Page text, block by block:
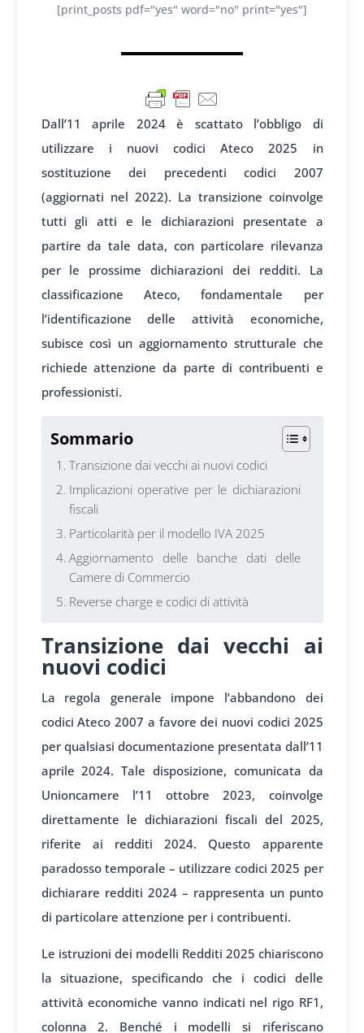
[print_posts pdf="yes" word="no" print="yes"]
Dall’11 aprile 2024 è scattato l’obbligo di
utilizzare i nuovi codici Ateco 2025 in
sostituzione dei precedenti codici 2007
(aggiornati nel 2022). La transizione coinvolge
tutti gli atti e le dichiarazioni presentate a
partire da tale data, con particolare rilevanza
per le prossime dichiarazioni dei redditi. La
classificazione Ateco, fondamentale per
l’identificazione delle attività economiche,
subisce così un aggiornamento strutturale che
richiede attenzione da parte di contribuenti e
professionisti.
Sommario
Transizione dai vecchi ai nuovi codici
Implicazioni operative per le dichiarazioni
fiscali
Particolarità per il modello IVA 2025
Aggiornamento delle banche dati delle
Camere di Commercio
Reverse charge e codici di attività
Transizione dai vecchi ai
nuovi codici
La regola generale impone l’abbandono dei
codici Ateco 2007 a favore dei nuovi codici 2025
per qualsiasi documentazione presentata dall’11
aprile 2024. Tale disposizione, comunicata da
Unioncamere l’11 ottobre 2023, coinvolge
direttamente le dichiarazioni fiscali del 2025,
riferite ai redditi 2024. Questo apparente
paradosso temporale – utilizzare codici 2025 per
dichiarare redditi 2024 – rappresenta un punto
di particolare attenzione per i contribuenti.
Le istruzioni dei modelli Redditi 2025 chiariscono
la situazione, specificando che i codici delle
attività economiche vanno indicati nel rigo RF1,
colonna 2. Benché i modelli si riferiscano